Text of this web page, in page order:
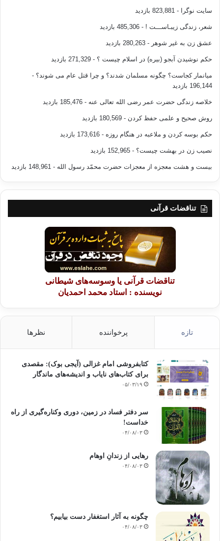
سایت نوگرا - 823,881 بازدید
شعر، زندگی زیبـاســـت ! - 485,306 بازدید
عشق زن به غیر شوهر - 280,263 بازدید
حکم نوشیدن آبجو (بیره) در اسلام چیست ؟ - 271,329 بازدید
میانمار کجاست؟ چگونه مسلمان شدند؟ و چرا قتل عام می شوند؟ -
196,144 بازدید
خلاصه زندگی حضرت عمر رضی الله تعالی عنه - 185,476 بازدید
روش صحیح و علمی حفظ کردن - 180,569 بازدید
حکم بوسه کردن و ملاعبه در هنگام روزه - 173,616 بازدید
نصیب زن در بهشت چیست؟ - 152,965 بازدید
بیست و هشت معجزه از معجزات حضرت محمّد رسول الله - 148,961 بازدید
تناقضات قرآنی
تناقضات قرآنی یا وسوسه‌های شیطانی
نویسنده : استاد محمد احمدیان
تازه پرخواننده نظرها
کتابفروشی امام غزالی (آیجی بوک): مقصدی
برای کتاب‌های نایاب و اندیشه‌های ماندگار
۰۵/۰۳/۱۹
سر دفتر فساد در زمین‌، دوری وکناره‌گیری از راه
خداست‌!
۰۴/۰۸/۰۳
رهایی از زندانِ اوهام
۰۴/۰۸/۰۳
چگونه به آثار استغفار دست بیابیم؟
۰۴/۰۸/۰۳